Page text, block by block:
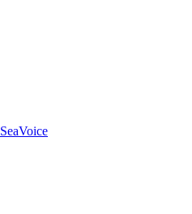
SeaVoice